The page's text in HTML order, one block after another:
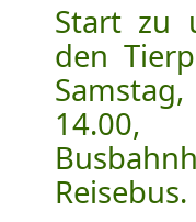
Start zu
den
14.00,
Reisebus.